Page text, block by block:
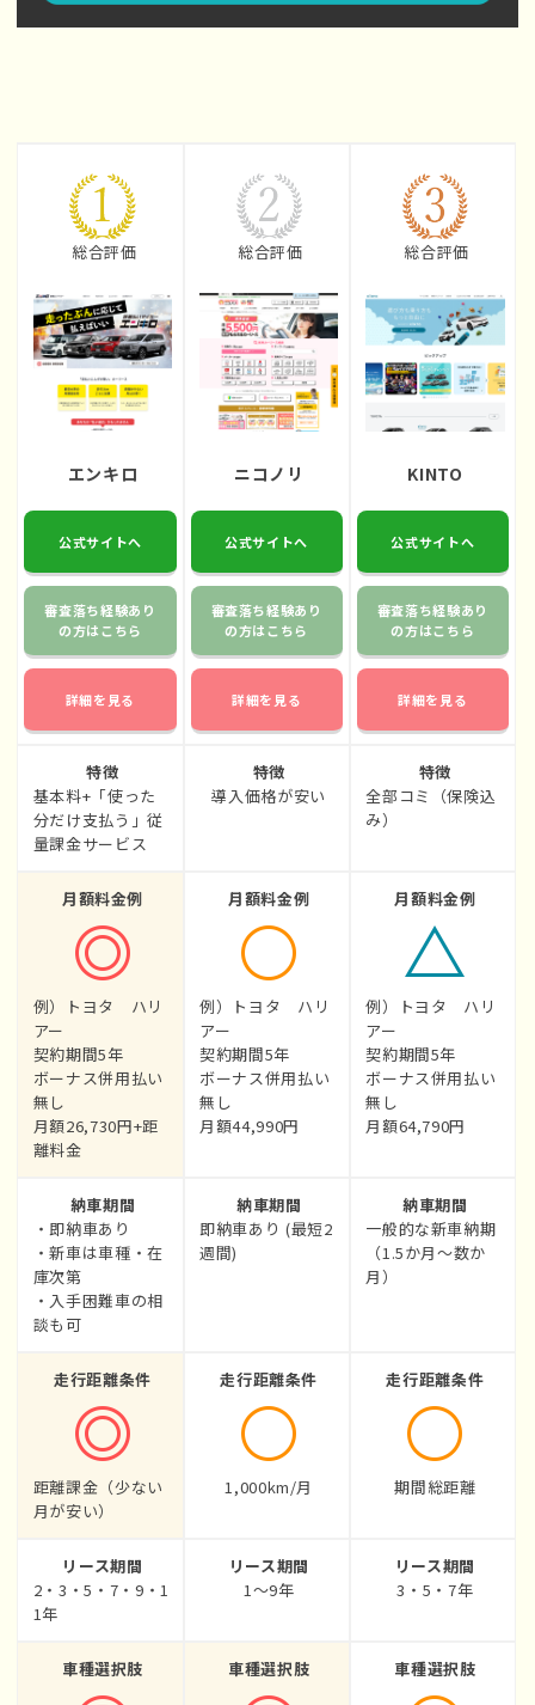
総合評価 総合評価 総合評価
エンキロ ニコノリ KINTO
公式サイトへ
審査落ち経験あり
の方はこちら
詳細を見る
公式サイトへ
審査落ち経験あり
の方はこちら
詳細を見る
公式サイトへ
審査落ち経験あり
の方はこちら
詳細を見る
特徴
基本料+「使った
分だけ支払う」従
量課金サービス
特徴
導入価格が安い
特徴
全部コミ（保険込
み）
月額料金例
例）トヨタ ハリ
アー
契約期間5年
ボーナス併用払い
無し
月額26,730円+距
離料金
月額料金例
例）トヨタ ハリ
アー
契約期間5年
ボーナス併用払い
無し
月額44,990円
月額料金例
例）トヨタ ハリ
アー
契約期間5年
ボーナス併用払い
無し
月額64,790円
納車期間
・即納車あり
・新車は車種・在
庫次第
・入手困難車の相
談も可
納車期間
即納車あり (最短2
週間)
納車期間
一般的な新車納期
（1.5か月〜数か
月）
走行距離条件
距離課金（少ない
月が安い）
走行距離条件
1,000km/月
走行距離条件
期間総距離
リース期間
2・3・5・7・9・1
1年
リース期間
1〜9年
リース期間
3・5・7年
車種選択肢 車種選択肢 車種選択肢